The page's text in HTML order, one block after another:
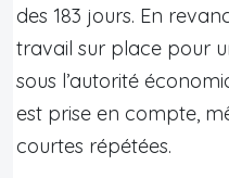
des 183 jours. En
travail sur place pour
sous l’autorité
est prise en compte,
courtes répétées.